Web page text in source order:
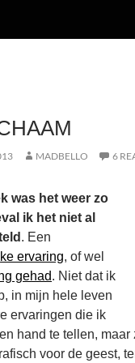
MADBELLO 6
was het weer zo
ik het niet al
. Een
ervaring, of wel
gehad. Niet dat ik
in mijn hele leven
ervaringen die ik
hand te tellen,
voor de geest,